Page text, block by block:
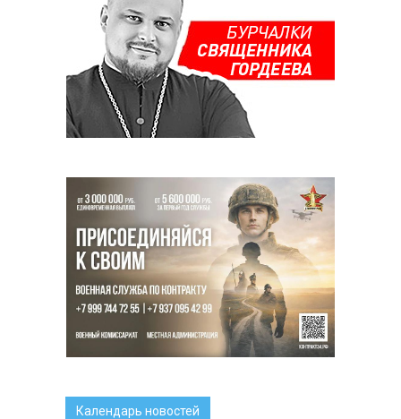
Календарь новостей